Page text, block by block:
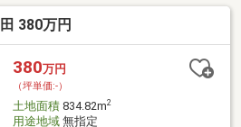
わせください（火曜・水曜日定休）
380万円
380万円
（坪単価:-）
土地面積834.82m2
用途地域無指定